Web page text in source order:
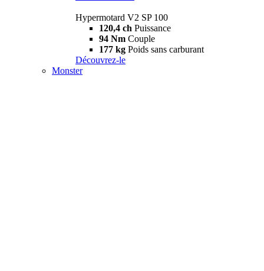
Hypermotard V2 SP 100
120,4 ch Puissance
94 Nm Couple
177 kg Poids sans carburant
Découvrez-le
Monster